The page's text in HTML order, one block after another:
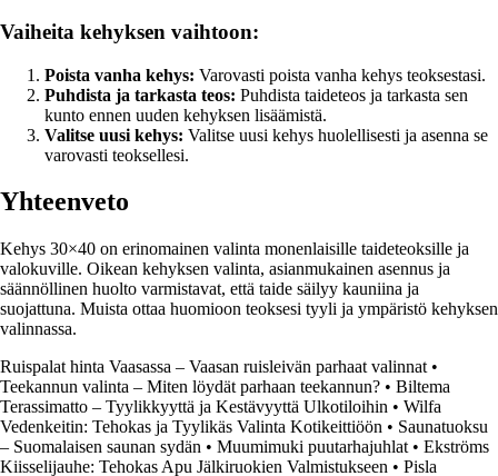
Vaiheita kehyksen vaihtoon:
Poista vanha kehys: Varovasti poista vanha kehys teoksestasi.
Puhdista ja tarkasta teos: Puhdista taideteos ja tarkasta sen
kunto ennen uuden kehyksen lisäämistä.
Valitse uusi kehys: Valitse uusi kehys huolellisesti ja asenna se
varovasti teoksellesi.
Yhteenveto
Kehys 30×40 on erinomainen valinta monenlaisille taideteoksille ja
valokuville. Oikean kehyksen valinta, asianmukainen asennus ja
säännöllinen huolto varmistavat, että taide säilyy kauniina ja
suojattuna. Muista ottaa huomioon teoksesi tyyli ja ympäristö kehyksen
valinnassa.
Ruispalat hinta Vaasassa – Vaasan ruisleivän parhaat valinnat •
Teekannun valinta – Miten löydät parhaan teekannun? • Biltema
Terassimatto – Tyylikkyyttä ja Kestävyyttä Ulkotiloihin • Wilfa
Vedenkeitin: Tehokas ja Tyylikäs Valinta Kotikeittiöön • Saunatuoksu
– Suomalaisen saunan sydän • Muumimuki puutarhajuhlat • Ekströms
Kiisselijauhe: Tehokas Apu Jälkiruokien Valmistukseen • Pisla